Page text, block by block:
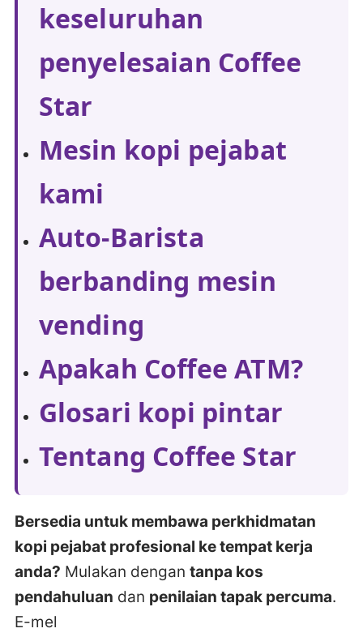
keseluruhan
penyelesaian Coffee
Star
Mesin kopi pejabat
kami
Auto-Barista
berbanding mesin
vending
Apakah Coffee ATM?
Glosari kopi pintar
Tentang Coffee Star
Bersedia untuk membawa perkhidmatan
kopi pejabat profesional ke tempat kerja
anda? Mulakan dengan tanpa kos
pendahuluan dan penilaian tapak percuma.
E-mel